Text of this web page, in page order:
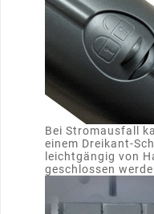
Bei Stromausfall
einem Dreikant-
leichtgängig von
geschlossen